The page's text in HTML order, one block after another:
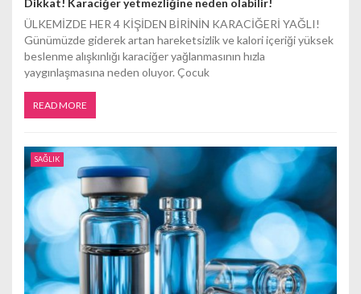
Dikkat! Karaciğer yetmezliğine neden olabilir!
ÜLKEMİZDE HER 4 KİŞİDEN BİRİNİN KARACİĞERİ YAĞLI!
Günümüzde giderek artan hareketsizlik ve kalori içeriği yüksek
beslenme alışkınlığı karaciğer yağlanmasının hızla
yaygınlaşmasına neden oluyor. Çocuk
READ MORE
SAĞLIK